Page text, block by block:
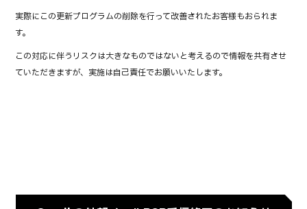
実際にこの更新プログラムの削除を行って改善されたお客様もおられま
す。
この対応に伴うリスクは大きなものではないと考えるので情報を共有させ
ていただきますが、実施は自己責任でお願いいたします。